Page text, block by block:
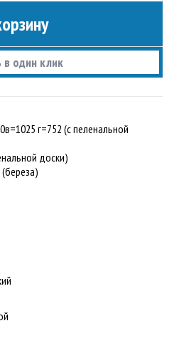
в один клик
г=752 (с пеленальной
доски)